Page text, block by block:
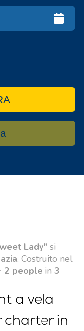
Lady" si
. Costruito nel
2 people in 3
a vela
charter in